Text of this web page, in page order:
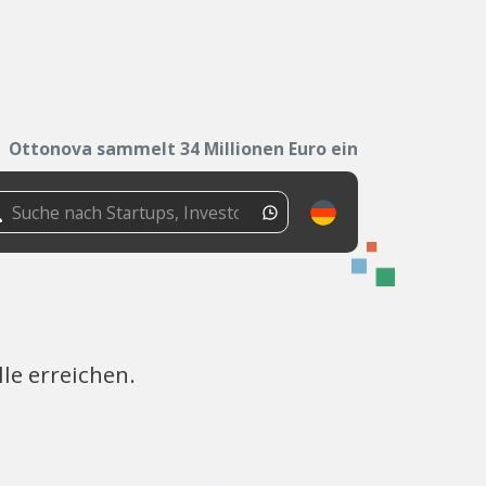
Ottonova sammelt 34 Millionen Euro ein
erreichen.